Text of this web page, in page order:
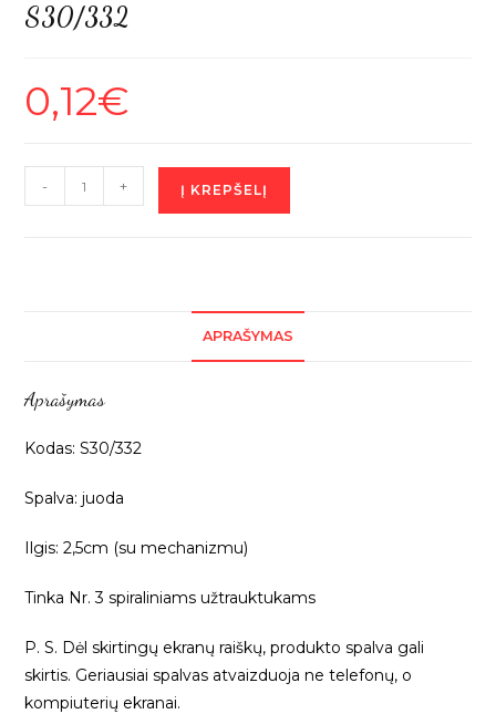
S30/332
0,12€
produkto
kiekis:
S30/332
- + Į KREPŠELĮ
APRAŠYMAS
Aprašymas
Kodas: S30/332
Spalva: juoda
Ilgis: 2,5cm (su mechanizmu)
Tinka Nr. 3 spiraliniams užtrauktukams
P. S. Dėl skirtingų ekranų raiškų, produkto spalva gali
skirtis. Geriausiai spalvas atvaizduoja ne telefonų, o
kompiuterių ekranai.